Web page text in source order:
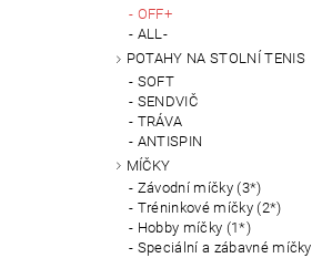
OFF+
ALL-
POTAHY NA STOLNÍ TENIS
SOFT
SENDVIČ
TRÁVA
ANTISPIN
MÍČKY
Závodní míčky (3*)
Tréninkové míčky (2*)
Hobby míčky (1*)
Speciální a zábavné míčky